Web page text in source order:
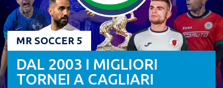
MR SOCCER 5
DAL 2003 I MIGLIORI
TORNEI A CAGLIARI